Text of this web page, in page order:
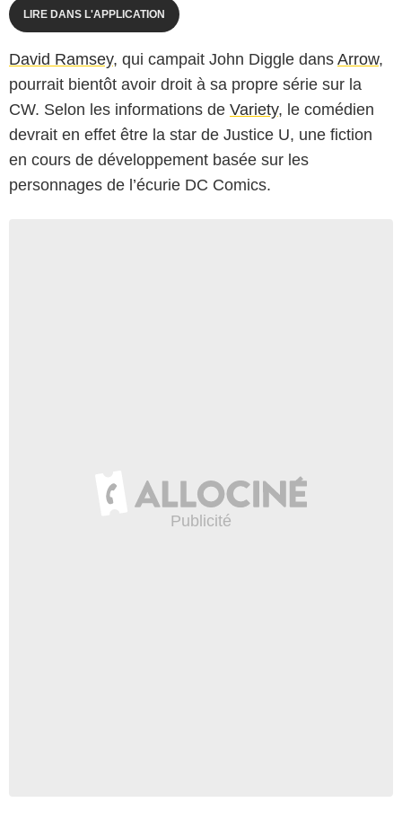
LIRE DANS L'APPLICATION
David Ramsey, qui campait John Diggle dans Arrow,
pourrait bientôt avoir droit à sa propre série sur la
CW. Selon les informations de Variety, le comédien
devrait en effet être la star de Justice U, une fiction
en cours de développement basée sur les
personnages de l’écurie DC Comics.